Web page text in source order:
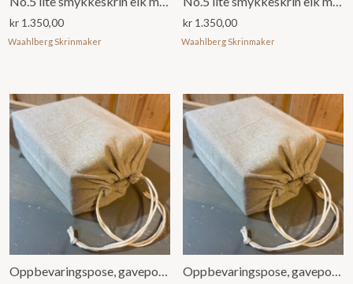
kr 1.350,00
Waahlberg Skrinmaker
kr 1.350,00
Waahlberg Skrinmaker